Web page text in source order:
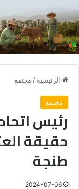
الرئيسية / مجتمع
مجتمع
رئيس
حقيقة
طنجة
2024-07-06